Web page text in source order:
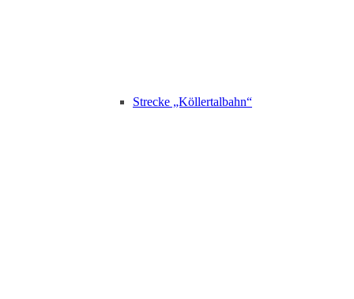
Strecke „Köllertalbahn“